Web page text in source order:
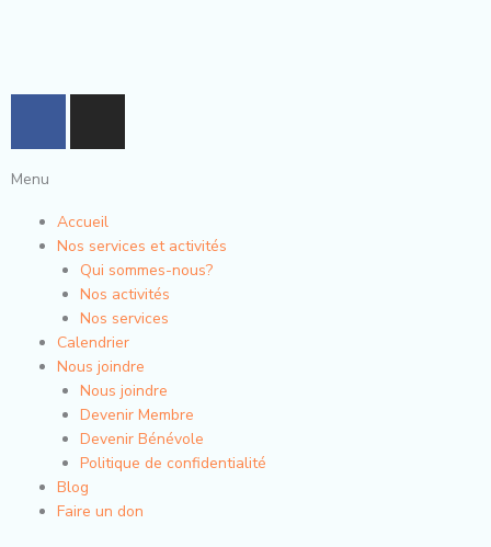
F
c
e
b
o
f
I
s
a
g
r
a
m
Menu
Accueil
Nos services et activités
Qui sommes-nous?
Nos activités
Nos services
Calendrier
Nous joindre
Nous joindre
Devenir Membre
Devenir Bénévole
Politique de confidentialité
Blog
Faire un don